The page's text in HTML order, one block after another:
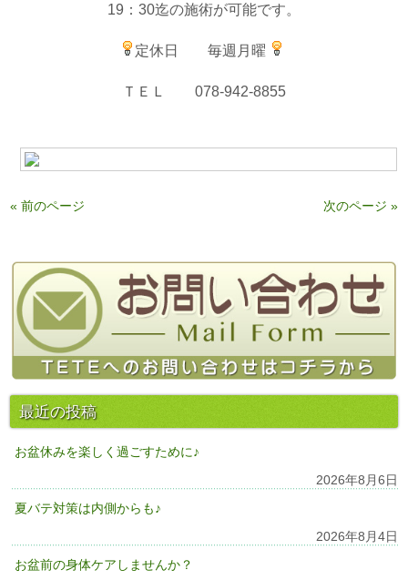
19：30迄の施術が可能です。
定休日 毎週月曜
ＴＥＬ 078-942-8855
« 前のページ 次のページ »
最近の投稿
お盆休みを楽しく過ごすために♪
2026年8月6日
夏バテ対策は内側からも♪
2026年8月4日
お盆前の身体ケアしませんか？